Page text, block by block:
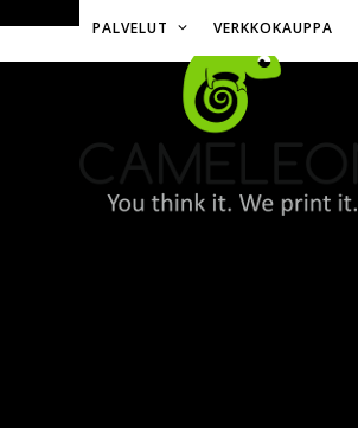
content
PALVELUT VERKKOKAUPPA